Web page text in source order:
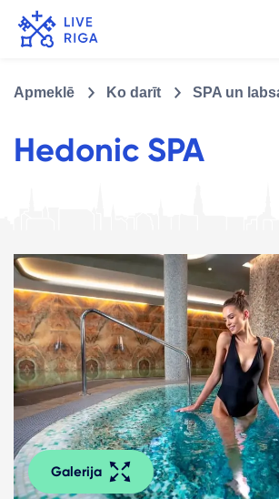
Apmeklē Ko darīt SPA un
Hedonic SPA
Galerija